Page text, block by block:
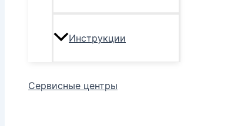
Инструкции
Сервисные центры